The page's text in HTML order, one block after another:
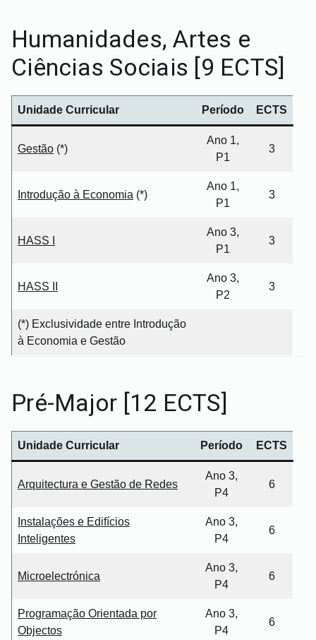
Humanidades, Artes e
Ciências Sociais [9 ECTS]
Unidade Curricular Período ECTS
Gestão (*)
Ano 1,
P1
3
Introdução à Economia (*)
Ano 1,
P1
3
HASS I
Ano 3,
P1
3
HASS II
Ano 3,
P2
3
(*) Exclusividade entre Introdução
à Economia e Gestão
Pré-Major [12 ECTS]
Unidade Curricular Período ECTS
Arquitectura e Gestão de Redes
Ano 3,
P4
6
Instalações e Edifícios
Inteligentes
Ano 3,
P4
6
Microelectrónica
Ano 3,
P4
6
Programação Orientada por
Objectos
Ano 3,
P4
6